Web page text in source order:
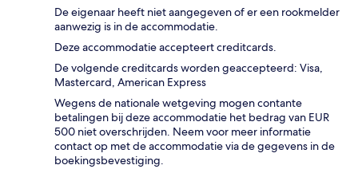
De eigenaar heeft niet aangegeven of er een rookmelder
aanwezig is in de accommodatie.
Deze accommodatie accepteert creditcards.
De volgende creditcards worden geaccepteerd: Visa,
Mastercard, American Express
Wegens de nationale wetgeving mogen contante
betalingen bij deze accommodatie het bedrag van EUR
500 niet overschrijden. Neem voor meer informatie
contact op met de accommodatie via de gegevens in de
boekingsbevestiging.